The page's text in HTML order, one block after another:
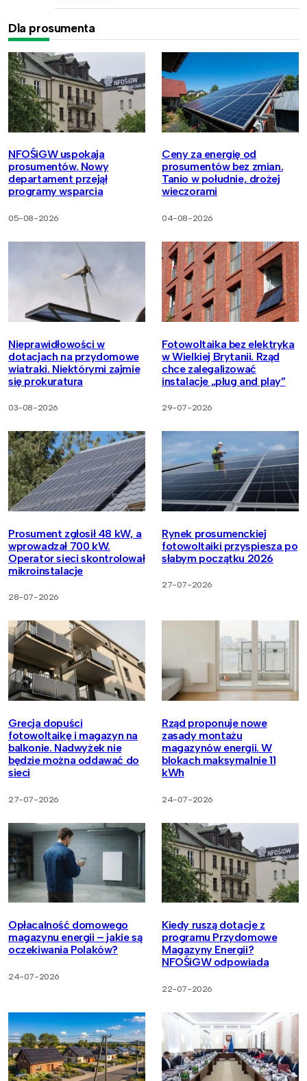
Dla prosumenta
NFOŚiGW uspokaja
prosumentów. Nowy
departament przejął
programy wsparcia
05-08-2026
Ceny za energię od
prosumentów bez zmian.
Tanio w południe, drożej
wieczorami
04-08-2026
Nieprawidłowości w
dotacjach na przydomowe
wiatraki. Niektórymi zajmie
się prokuratura
03-08-2026
Fotowoltaika bez elektryka
w Wielkiej Brytanii. Rząd
chce zalegalizować
instalacje „plug and play”
29-07-2026
Prosument zgłosił 48 kW, a
wprowadzał 700 kW.
Operator sieci skontrolował
mikroinstalacje
28-07-2026
Rynek prosumenckiej
fotowoltaiki przyspiesza po
słabym początku 2026
27-07-2026
Grecja dopuści
fotowoltaikę i magazyn na
balkonie. Nadwyżek nie
będzie można oddawać do
sieci
27-07-2026
Rząd proponuje nowe
zasady montażu
magazynów energii. W
blokach maksymalnie 11
kWh
24-07-2026
Opłacalność domowego
magazynu energii – jakie są
oczekiwania Polaków?
24-07-2026
Kiedy ruszą dotacje z
programu Przydomowe
Magazyny Energii?
NFOŚiGW odpowiada
22-07-2026